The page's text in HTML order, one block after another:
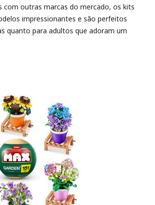
com outras marcas do mercado, os kits
impressionantes e são perfeitos
quanto para adultos que adoram um